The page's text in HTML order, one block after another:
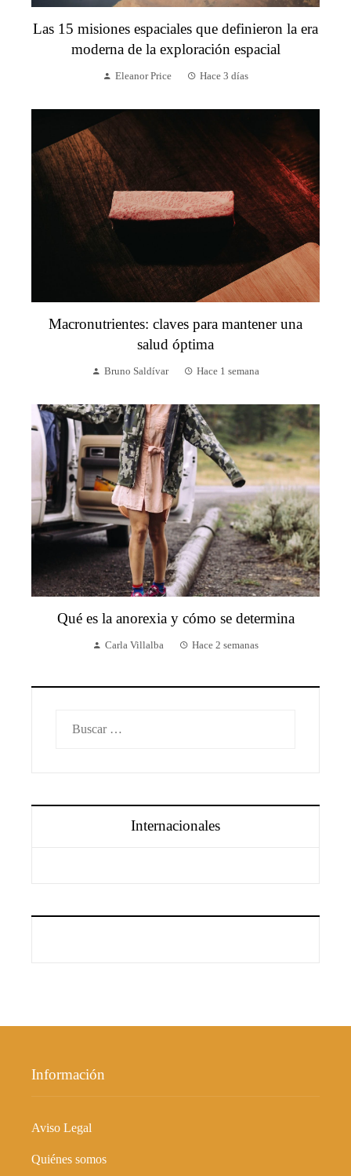
Las 15 misiones espaciales que definieron la era
moderna de la exploración espacial
Eleanor Price Hace 3 días
Macronutrientes: claves para mantener una
salud óptima
Bruno Saldívar Hace 1 semana
Qué es la anorexia y cómo se determina
Carla Villalba Hace 2 semanas
Internacionales
Información
Aviso Legal
Quiénes somos